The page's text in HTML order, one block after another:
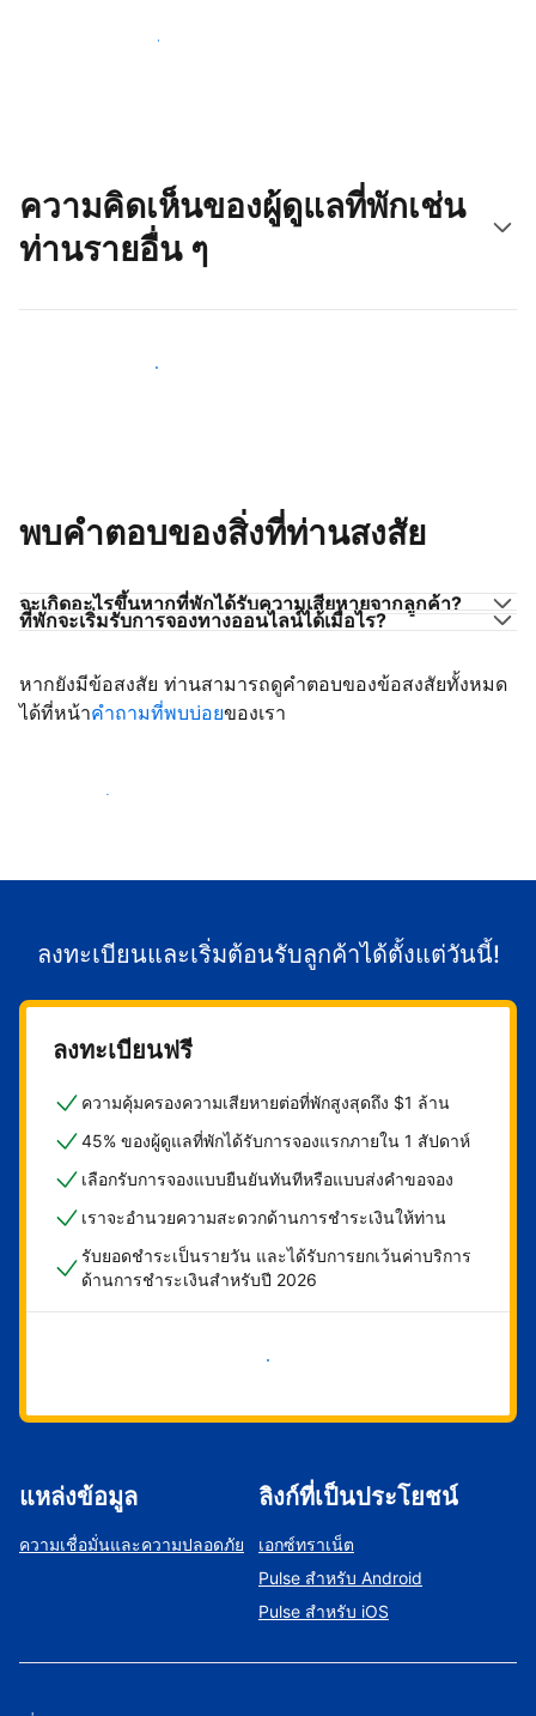
เข้าถึงลูกค้าใหม่ ๆ ตั้งแต่วันนี้
ความคิดเห็นของผู้ดูแลที่พักเช่น
ท่านรายอื่น ๆ
มาร่วมกับผู้ดูแลที่พักเช่นท่าน
พบคำตอบของสิ่งที่ท่านสงสัย
จะเกิดอะไรขึ้นหากที่พักได้รับความเสียหายจากลูกค้า?
ที่พักจะเริ่มรับการจองทางออนไลน์ได้เมื่อไร?
หากยังมีข้อสงสัย ท่านสามารถดูคำตอบของข้อสงสัยทั้งหมด
ได้ที่หน้าคำถามที่พบบ่อยของเรา
เริ่มต้อนรับลูกค้า
ลงทะเบียนและเริ่มต้อนรับลูกค้าได้ตั้งแต่วันนี้!
ลงทะเบียนฟรี
ความคุ้มครองความเสียหายต่อที่พักสูงสุดถึง $1 ล้าน
45% ของผู้ดูแลที่พักได้รับการจองแรกภายใน 1 สัปดาห์
เลือกรับการจองแบบยืนยันทันทีหรือแบบส่งคำขอจอง
เราจะอำนวยความสะดวกด้านการชำระเงินให้ท่าน
รับยอดชำระเป็นรายวัน และได้รับการยกเว้นค่าบริการ
ด้านการชำระเงินสำหรับปี 2026
เริ่มดำเนินการเลย
แหล่งข้อมูล
ความเชื่อมั่นและความปลอดภัย
ลิงก์ที่เป็นประโยชน์
เอกซ์ทราเน็ต
Pulse สำหรับ Android
Pulse สำหรับ iOS